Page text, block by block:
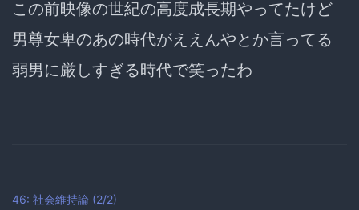
この前映像の世紀の高度成長期やってたけど
男尊女卑のあの時代がええんやとか言ってる
弱男に厳しすぎる時代で笑ったわ
46: 社会維持論 (2/2)